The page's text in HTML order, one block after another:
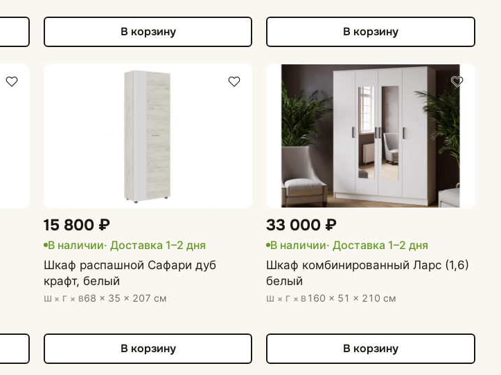
В корзину В корзину
15 800 ₽
В наличии· Доставка 1–2 дня
Шкаф распашной Сафари дуб
крафт, белый
Ш × Г × В68 × 35 × 207 см
В корзину
33 000 ₽
В наличии· Доставка 1–2 дня
Шкаф комбинированный Ларс (1,6)
белый
Ш × Г × В 160 × 51 × 210 см
В корзину